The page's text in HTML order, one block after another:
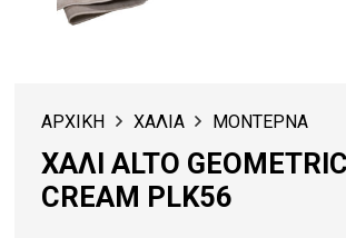
ΑΡΧΙΚΗ ΧΑΛΙΑ ΜΟΝΤΕΡΝΑ
ΧΑΛΙ ALTO
CREAM PLK56